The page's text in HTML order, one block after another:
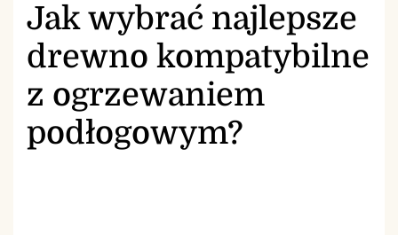
Jak wybrać najlepsze
drewno kompatybilne
z ogrzewaniem
podłogowym?